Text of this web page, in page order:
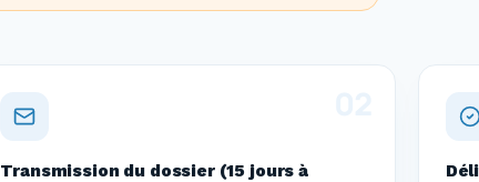
Transmission du dossier (15 jours à